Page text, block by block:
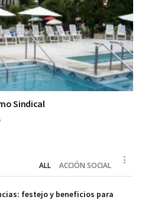
Sindical
ALL ACCIÓN SOCIAL
festejo y beneficios para